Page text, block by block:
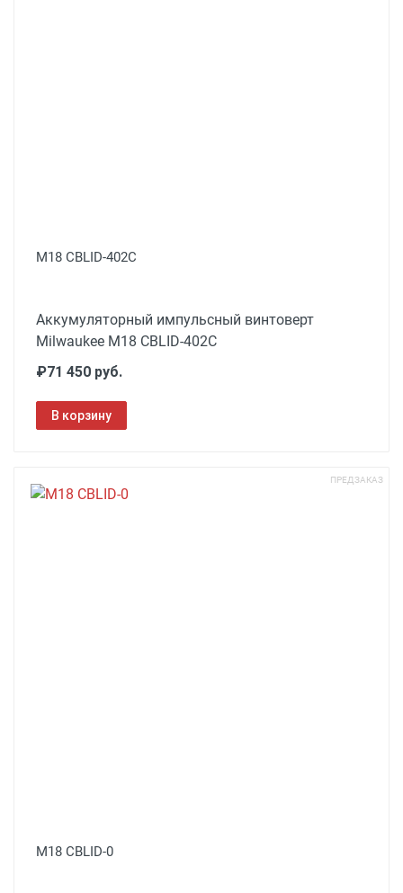
M18 CBLID-402C
Аккумуляторный импульсный винтоверт
Milwaukee M18 CBLID-402C
₽71 450 руб.
В корзину
ПРЕДЗАКАЗ
M18 CBLID-0